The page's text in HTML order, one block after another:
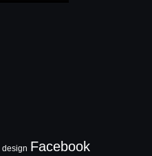
design Facebook